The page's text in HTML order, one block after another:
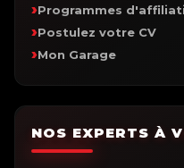
Programmes
Postulez votre CV
Mon Garage
NOS EXPERTS À